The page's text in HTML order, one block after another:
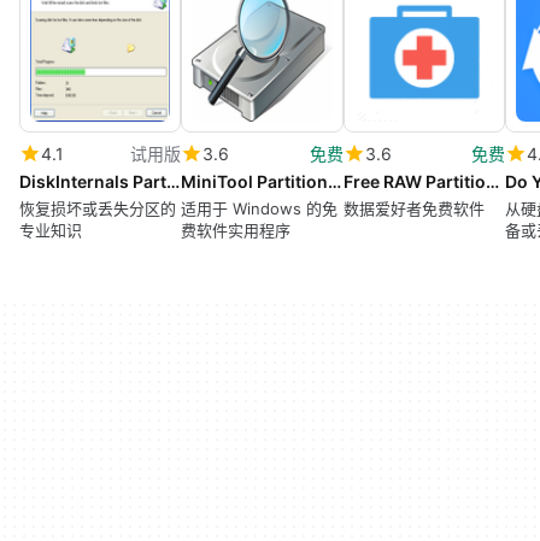
4.1
试用版
DiskInternals Partition Recovery
恢复损坏或丢失分区的
专业知识
3.6
免费
MiniTool Partition Recovery
适用于 Windows 的免
费软件实用程序
3.6
免费
Free RAW Partition Recovery
数据爱好者免费软件
从
备